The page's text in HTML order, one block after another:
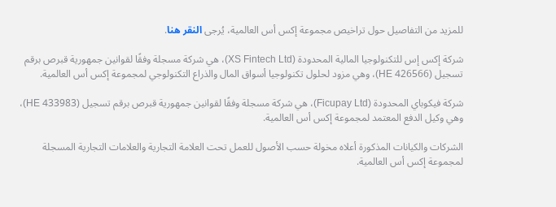
للمزيد من التفاصيل حول تراخيص مجموعة إكس أس العالمية، يُرجىالنقر هنا.
شركة إكس إس للتكنولوجيا المالية المحدودة (XS Fintech Ltd)، هي شركة مسجلة وفقًا لقوانين جمهورية قبرص برقم
تسجيل (HE 426566)، وهي مزود لحلول تكنولوجيا أسواق المال والذراع التكنولوجي لمجموعة إكس أس العالمية.
شركة فيكوباي المحدودة (Ficupay Ltd)، هي شركة مسجلة وفقًا لقوانين جمهورية قبرص برقم تسجيل (HE 433983)،
وهي وكيل الدفع المعتمد لمجموعة إكس أس العالمية.
الشركات والكيانات المذكورة أعلاه مخولة حسب الأصول للعمل تحت العلامة التجارية والعلامات التجارية المسجلة
لمجموعة إكس أس العالمية.